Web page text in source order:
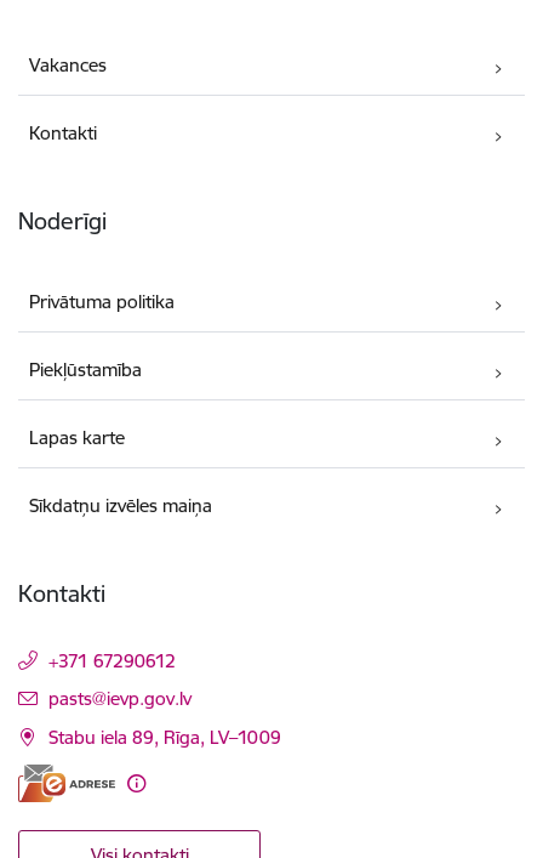
Vakances
Kontakti
Noderīgi
Privātuma politika
Piekļūstamība
Lapas karte
Sīkdatņu izvēles maiņa
Kontakti
+371 67290612
E-pasts:
pasts@ievp.gov.lv
Stabu iela 89, Rīga, LV–1009